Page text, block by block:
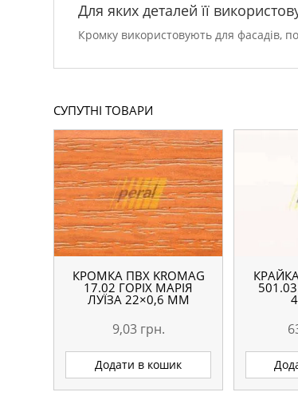
Для яких деталей її
Кромку використовують для фасадів,
СУПУТНІ ТОВАРИ
КРОМКА ПВХ KROMAG
17.02 ГОРІХ МАРІЯ
ЛУЇЗА 22×0,6 ММ
9,03 грн.
Додати в кошик